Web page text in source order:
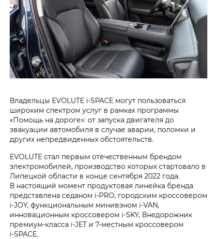
Владельцы EVOLUTE i‑SPACE могут пользоваться
широким спектром услуг в рамках программы
«Помощь на дороге»: от запуска двигателя до
эвакуации автомобиля в случае аварии, поломки и
других непредвиденных обстоятельств.
EVOLUTE стал первым отечественным брендом
электромобилей, производство которых стартовало в
Липецкой области в конце сентября 2022 года.
В настоящий момент продуктовая линейка бренда
представлена седаном i‑PRO, городским кроссовером
i‑JOY, функциональным минивэном i‑VAN,
инновационным кроссовером i‑SKY, Внедорожник
премиум-класса i‑JET и 7-местным кроссовером
i‑SPACE.